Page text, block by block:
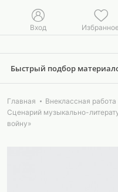
Вход
Быстрый подбор
Главная
Внеклассная работа
Сценарий музыкально-
войну»